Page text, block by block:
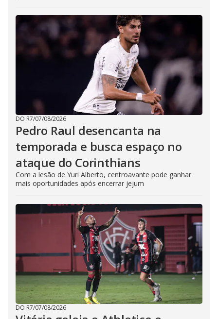
DO R7/07/08/2026
Pedro Raul desencanta na
temporada e busca espaço no
ataque do Corinthians
Com a lesão de Yuri Alberto, centroavante pode ganhar
mais oportunidades após encerrar jejum
DO R7/07/08/2026